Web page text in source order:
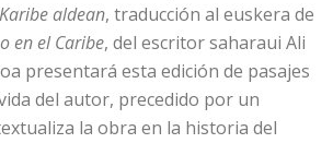
aldean, traducción al euskera de
en el Caribe, del escritor saharaui Ali
presentará esta edición de pasajes
del autor, precedido por un
la obra en la historia del